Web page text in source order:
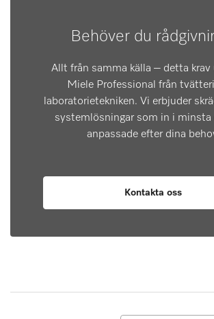
Behöver du
Allt från samma källa – detta krav
Miele Professional från
laboratorietekniken. Vi erbjuder
systemlösningar som in i minsta
anpassade efter dina
Kontakta oss